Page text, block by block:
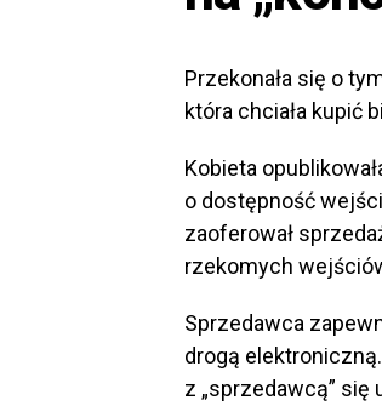
Przekonała się o
która chciała kupić
Kobieta
o dostępność
zaoferował
rzekomych
Sprzedawca
drogą
z „sprzedawcą” się